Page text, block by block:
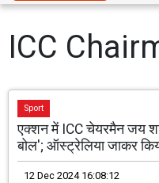
ICC
Sport
एक्शन में ICC चेयरमैन जय
बोल'; ऑस्ट्रेलिया जाकर
12 Dec 2024 16:08:12